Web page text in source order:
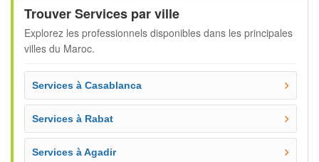
Trouver Services par ville
Explorez les professionnels disponibles dans les principales
villes du Maroc.
Services à Casablanca
Services à Rabat
Services à Agadir